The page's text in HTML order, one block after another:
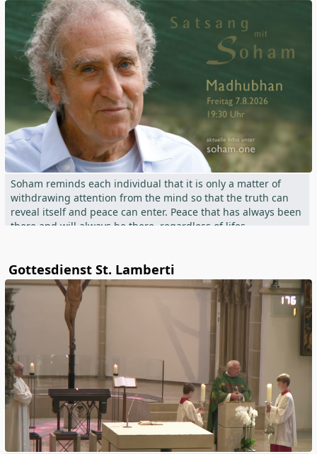
Soham reminds each individual that it is only a matter of
withdrawing attention from the mind so that the truth can
reveal itself and peace can enter. Peace that has always been
there and will always be there, regardless of lifes
How this can be done effortlessly is shown by Soham in an
uncomplicated way in Satsang.
More information:
Gottesdienst St. Lamberti